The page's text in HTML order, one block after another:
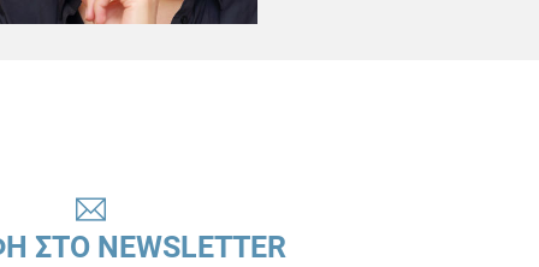
ΣΤΟ NEWSLETTER